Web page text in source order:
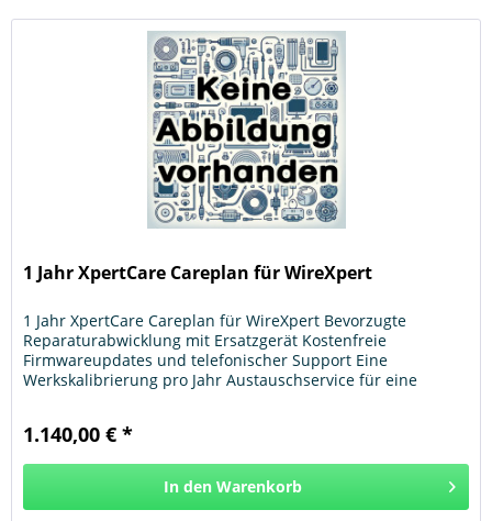
1 Jahr XpertCare Careplan für WireXpert
1 Jahr XpertCare Careplan für WireXpert Bevorzugte
Reparaturabwicklung mit Ersatzgerät Kostenfreie
Firmwareupdates und telefonischer Support Eine
Werkskalibrierung pro Jahr Austauschservice für eine
1.140,00 € *
In den Warenkorb